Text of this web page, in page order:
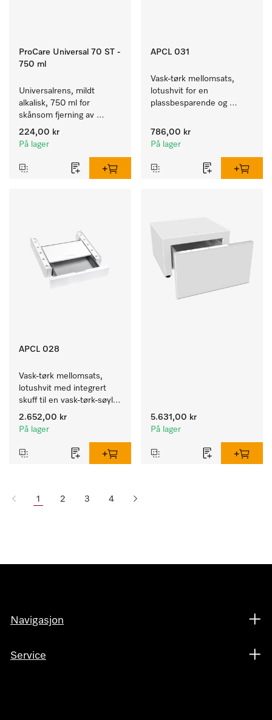
ProCare Universal 70 ST -
750 ml
Universalrens, mildt
alkalisk, 750 ml for
skånsom fjerning av
fettrester og smuss.
224,00 kr
På lager
APCL 031
Vask-tørk mellomsats,
lotushvit for en
plassbesparende og
tørk-søyle.
786,00 kr
På lager
APCL 028
Vask-tørk mellomsats,
lotushvit med integrert
skuff til en vask-tørk-søyle
med ergonomisk riktig
arbeidshøyde.
2.652,00 kr
På lager
5.631,00 kr
På lager
1 2 3 4
Navigasjon
Service